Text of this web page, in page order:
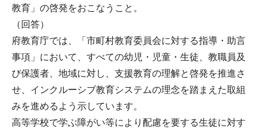
教育」の啓発をおこなうこと。
（回答）
府教育庁では、「市町村教育委員会に対する指導・助言
事項」において、すべての幼児・児童・生徒、教職員及
び保護者、地域に対し、支援教育の理解と啓発を推進さ
せ、インクルーシブ教育システムの理念を踏まえた取組
みを進めるよう示しています。
高等学校で学ぶ障がい等により配慮を要する生徒に対す